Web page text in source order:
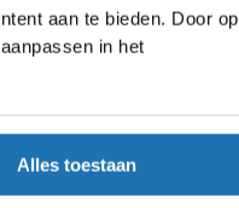
aan te bieden. Door op
in het
Alles toestaan